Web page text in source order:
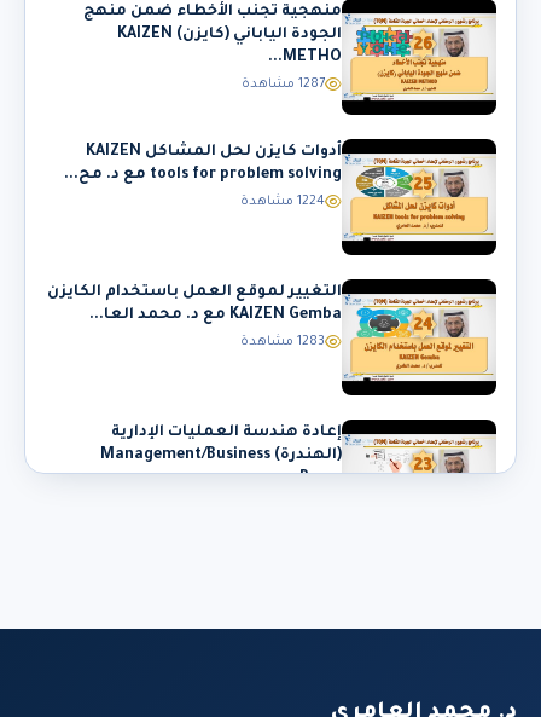
منهجية تجنب الأخطاء ضمن منهج
الجودة الياباني (كايزن) KAIZEN
METHO...
1287 مشاهدة
أدوات كايزن لحل المشاكل KAIZEN
tools for problem solving مع د. مح...
1224 مشاهدة
التغيير لموقع العمل باستخدام الكايزن
KAIZEN Gemba مع د. محمد العا...
1283 مشاهدة
إعادة هندسة العمليات الإدارية
(الهندرة) Management/Business
Proce...